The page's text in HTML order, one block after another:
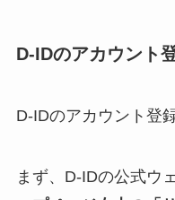
D-IDのアカウント
D-IDのアカウント登
まず、D-IDの公式ウ